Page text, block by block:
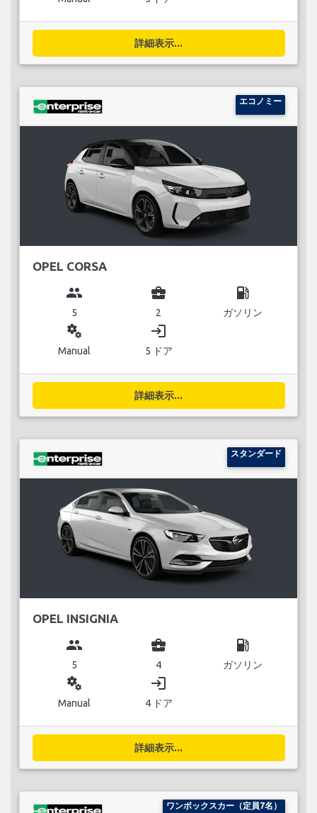
詳細表示...
エコノミー
OPEL CORSA
group
5
business_center
2
local_gas_station
ガソリン
miscellaneous_services
Manual
login
5 ドア
詳細表示...
スタンダード
OPEL INSIGNIA
group
5
business_center
4
local_gas_station
ガソリン
miscellaneous_services
Manual
login
4 ドア
詳細表示...
ワンボックスカー（定員7名）